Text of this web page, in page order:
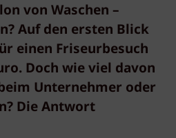
von Waschen –
Auf den ersten Blick
einen Friseurbesuch
Doch wie viel davon
Unternehmer oder
Die Antwort